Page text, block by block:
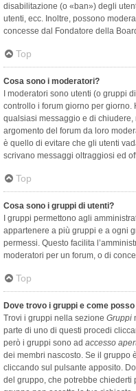
disabilitazione (o «ban») degli
utenti, ecc. Inoltre, possono
concesse dal Fondatore della
Top
Cosa sono i moderatori?
I moderatori sono utenti (o gruppi
controllo i forum giorno per
qualsiasi messaggio e di
argomento del forum da loro
è quello di evitare che gli utenti
scrivano messaggi oltraggiosi ed
Top
Cosa sono i gruppi di utenti?
I gruppi permettono agli
appartenere a più gruppi e a ogni
permessi. Questo facilita
moderatori per un forum, o di
Top
Dove trovo i gruppi e come
Trovi i gruppi nella sezione Gruppi
parte di uno di questi procedi
però i gruppi sono ad accesso
dei membri nascosto. Se il gruppo
cliccando sul pulsante apposito.
del gruppo, che potrebbe chiederti